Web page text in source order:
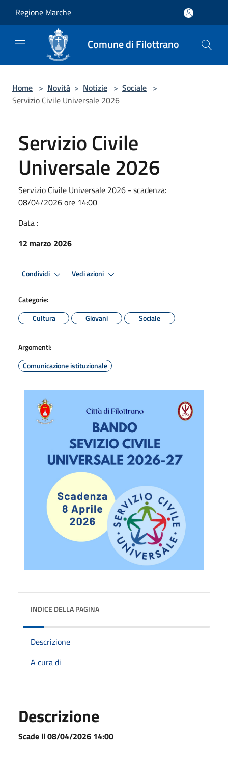
Regione Marche
Comune di Filottrano
Home > Novità > Notizie > Sociale >
Servizio Civile Universale 2026
Servizio Civile
Universale 2026
Servizio Civile Universale 2026 - scadenza:
08/04/2026 ore 14:00
Data :
12 marzo 2026
Condividi Vedi azioni
Categorie:
Cultura
Giovani Sociale
Argomenti:
Comunicazione istituzionale
INDICE DELLA PAGINA
Descrizione
A cura di
Descrizione
Scade il 08/04/2026 14:00